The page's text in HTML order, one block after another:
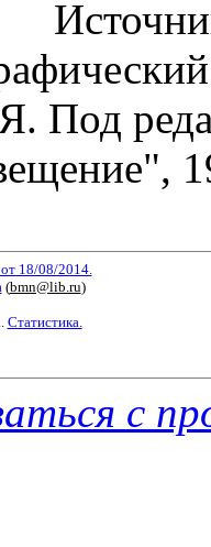
Под
18/08/2014.
(bmn@lib.ru)
Статистика.
с